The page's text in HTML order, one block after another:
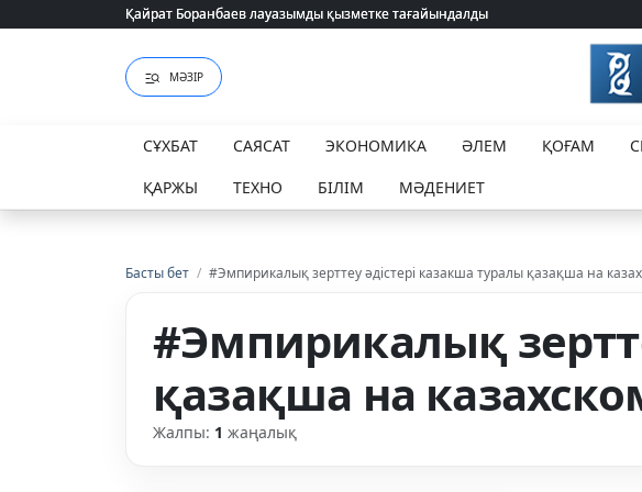
Қайрат Боранбаев лауазымды қызметке тағайындалды
Қайрат Боранбаев лауазымды қызметке тағайындалды
МӘЗІР
СҰХБАТ САЯСАТ ЭКОНОМИКА ӘЛЕМ ҚОҒАМ
ҚАРЖЫ
ТЕХНО БІЛІМ МӘДЕНИЕТ
Басты бет / #Эмпирикалық зерттеу әдістері казакша туралы қазақша на
#Эмпирикалық
қазақша на
Жалпы: 1 жаңалық